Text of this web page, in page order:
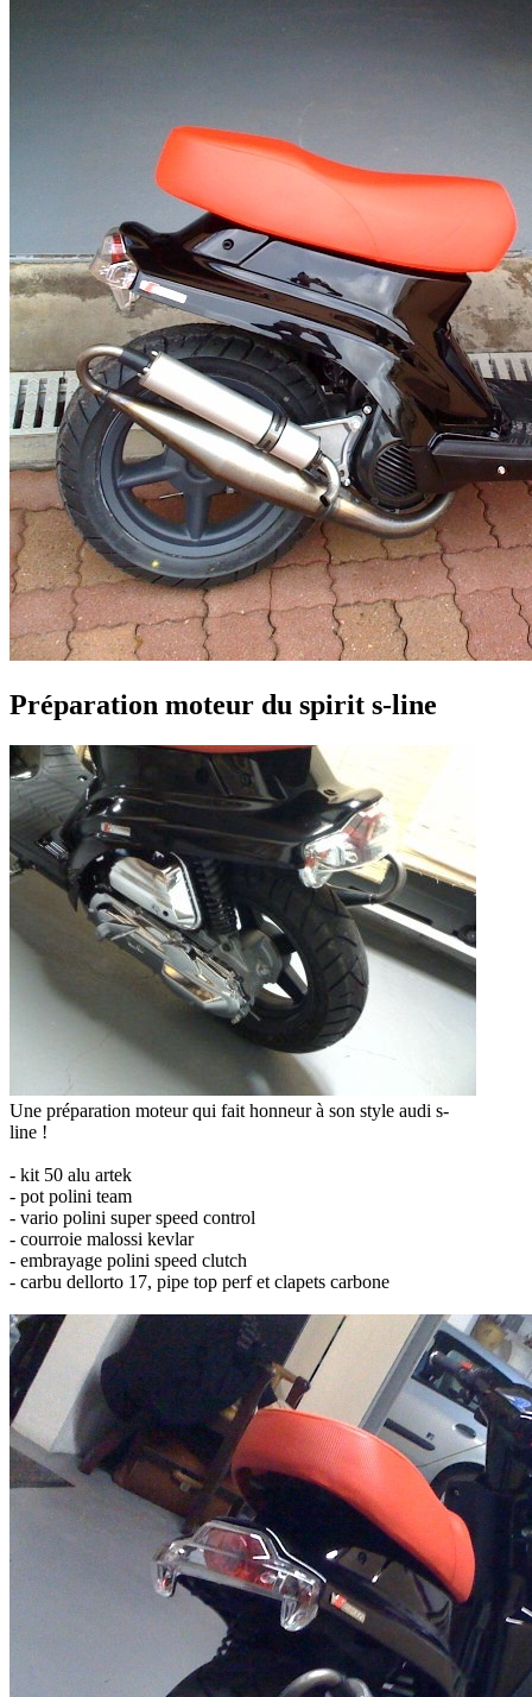
Préparation moteur du spirit s-line
Une préparation moteur qui fait honneur à son style audi s-
line !
- kit 50 alu artek
- pot polini team
- vario polini super speed control
- courroie malossi kevlar
- embrayage polini speed clutch
- carbu dellorto 17, pipe top perf et clapets carbone